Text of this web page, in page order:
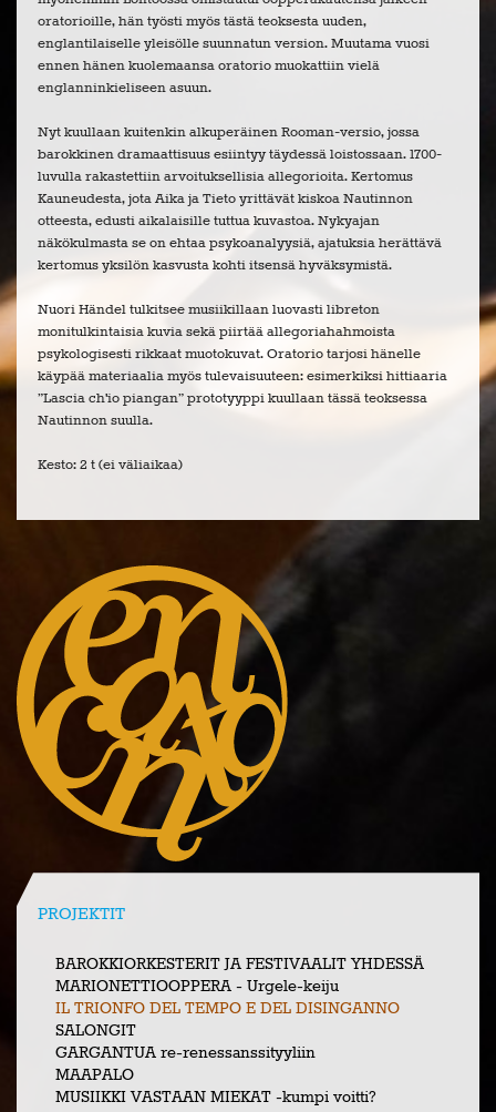
oratorioille, hän työsti myös tästä teoksesta uuden,
englantilaiselle yleisölle suunnatun version. Muutama vuosi
ennen hänen kuolemaansa oratorio muokattiin vielä
englanninkieliseen asuun.
Nyt kuullaan kuitenkin alkuperäinen Rooman-versio, jossa
barokkinen dramaattisuus esiintyy täydessä loistossaan. 1700-
luvulla rakastettiin arvoituksellisia allegorioita. Kertomus
Kauneudesta, jota Aika ja Tieto yrittävät kiskoa Nautinnon
otteesta, edusti aikalaisille tuttua kuvastoa. Nykyajan
näkökulmasta se on ehtaa psykoanalyysiä, ajatuksia herättävä
kertomus yksilön kasvusta kohti itsensä hyväksymistä.
Nuori Händel tulkitsee musiikillaan luovasti libreton
monitulkintaisia kuvia sekä piirtää allegoriahahmoista
psykologisesti rikkaat muotokuvat. Oratorio tarjosi hänelle
käypää materiaalia myös tulevaisuuteen: esimerkiksi hittiaaria
”Lascia ch'io piangan” prototyyppi kuullaan tässä teoksessa
Nautinnon suulla.
Kesto: 2 t (ei väliaikaa)
PROJEKTIT
BAROKKIORKESTERIT JA FESTIVAALIT YHDESSÄ
MARIONETTIOOPPERA - Urgele-keiju
IL TRIONFO DEL TEMPO E DEL DISINGANNO
SALONGIT
GARGANTUA re-renessanssityyliin
MAAPALO
MUSIIKKI VASTAAN MIEKAT -kumpi voitti?